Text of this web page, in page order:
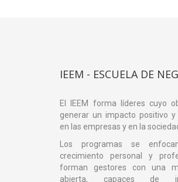
IEEM - ESCUELA DE
El IEEM forma líderes cuyo
generar un impacto positivo y
en las empresas y en la
Los programas se
crecimiento personal y
forman gestores con una
abierta, capaces de